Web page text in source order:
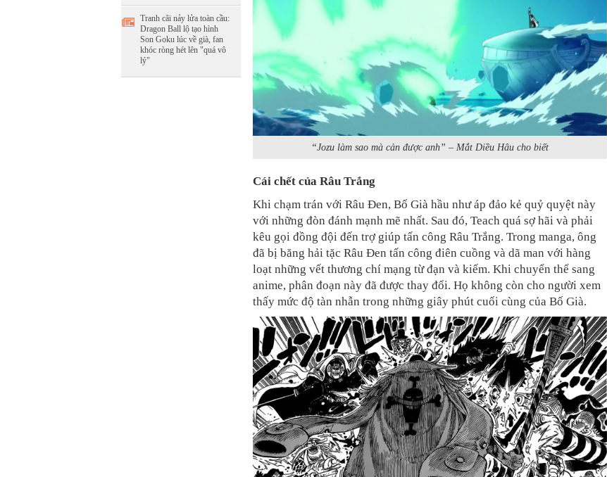
Tranh cãi nảy lửa toàn cầu:
Dragon Ball lộ tạo hình
Son Goku lúc về già, fan
khóc ròng hét lên "quá vô
lý"
“Jozu làm sao mà cản được anh” – Mắt Diều Hâu cho biết
Cái chết của Râu Trắng
Khi chạm trán với Râu Đen, Bố Già hầu như áp đảo kẻ quỷ quyệt này
với những đòn đánh mạnh mẽ nhất. Sau đó, Teach quá sợ hãi và phải
kêu gọi đồng đội đến trợ giúp tấn công Râu Trắng. Trong manga, ông
đã bị băng hải tặc Râu Đen tấn công điên cuồng và dã man với hàng
loạt những vết thương chí mạng từ đạn và kiếm. Khi chuyển thể sang
anime, phân đoạn này đã được thay đổi. Họ không còn cho người xem
thấy mức độ tàn nhẫn trong những giây phút cuối cùng của Bố Già.